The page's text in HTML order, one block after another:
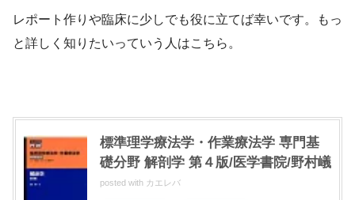
レポート作りや臨床に少しでも役に立てば幸いです。もっ
と詳しく知りたいっていう人はこちら。
標準理学療法学・作業療法学 専門基
礎分野 解剖学 第４版/医学書院/野村嶬
posted with カエレバ